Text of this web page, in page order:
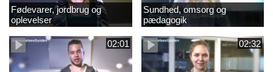
Fødevarer, jordbrug og
oplevelser
Sundhed, omsorg og
pædagogik
02:01 02:32